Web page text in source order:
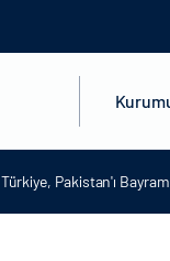
Türkiye, Pakistan'ı